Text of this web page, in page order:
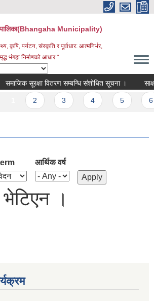
Municipality)
कृषि, पर्यटन, संस्कृति र पूर्वाधार: आत्मनिर्भर,
भंगहा निर्माणको आधार "
सूरक्षा वितरण सम्बन्धि संशोधित सूचना । साक्षर
Pages
आर्थिक वर्ष
।